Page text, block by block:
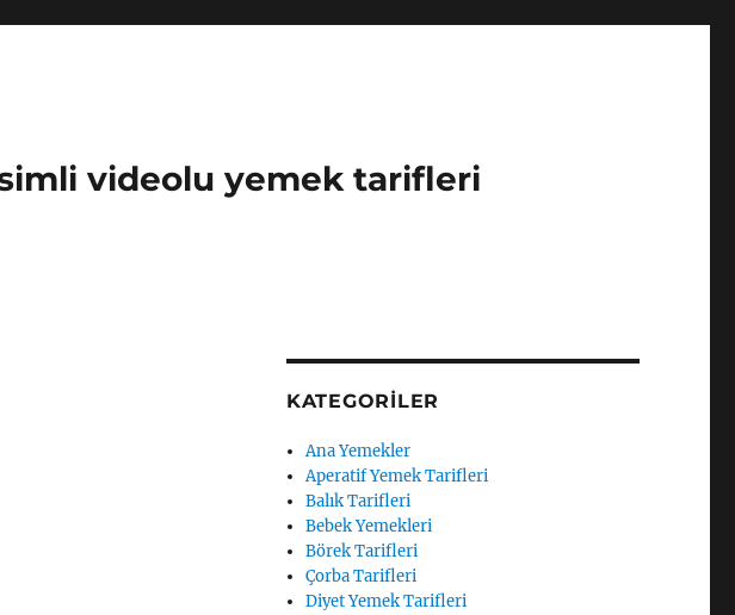
videolu yemek tarifleri
KATEGORILER
Ana Yemekler
Aperatif Yemek Tarifleri
Balık Tarifleri
Bebek Yemekleri
Börek Tarifleri
Çorba Tarifleri
Diyet Yemek Tarifleri